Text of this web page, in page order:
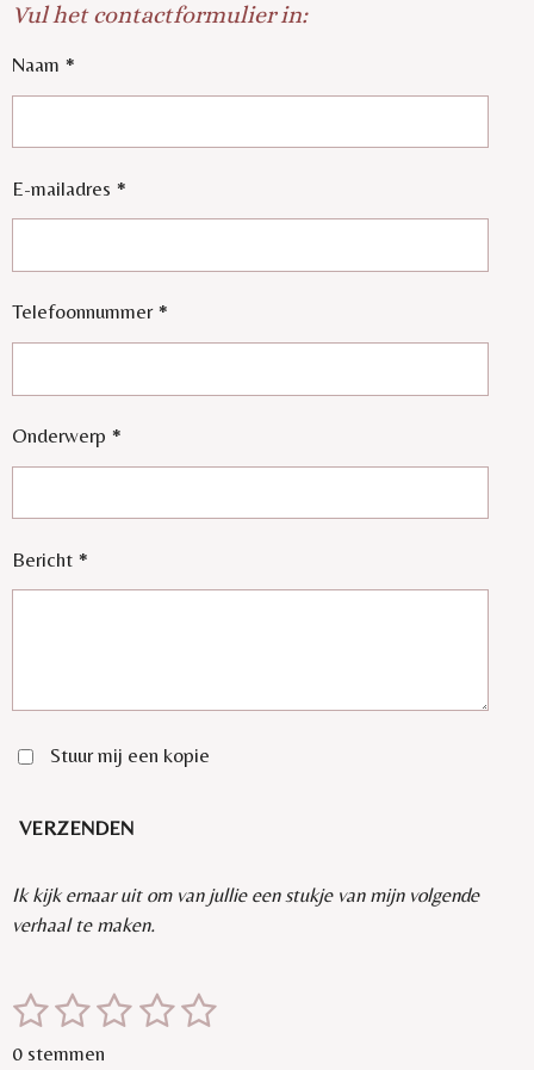
Vul het contactformulier in:
Naam *
E-mailadres *
Telefoonnummer *
Onderwerp *
Bericht *
Stuur mij een kopie
VERZENDEN
Ik kijk ernaar uit om van jullie een stukje van mijn volgende
verhaal te maken.
R
1
s
2
s
3
s
4 5
S
0 stemmen